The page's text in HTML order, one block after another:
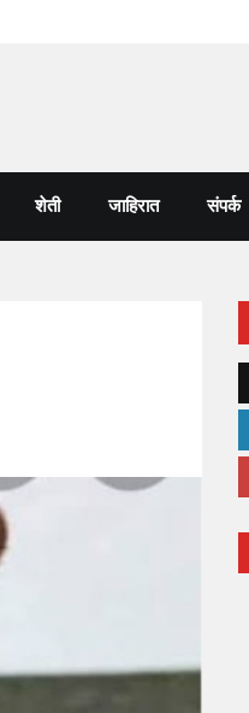
शेती जाहिरात संपर्क